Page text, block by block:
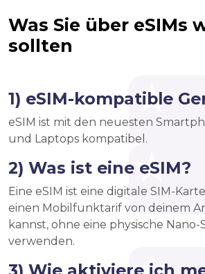
Was Sie über eSIMs
sollten
1) eSIM-kompatible
eSIM ist mit den neuesten
und Laptops kompatibel.
2) Was ist eine eSIM?
Eine eSIM ist eine digitale SIM-
einen Mobilfunktarif von deinem
kannst, ohne eine physische Nano-
verwenden.